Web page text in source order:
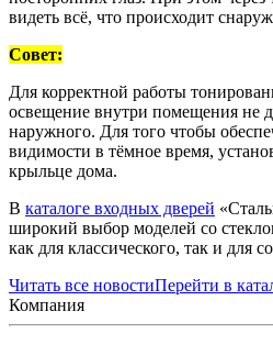
видеть всё, что происходит
Совет:
Для корректной работы
освещение внутри помещения не
наружного. Для того чтобы
видимости в тёмное время,
крыльце дома.
В каталоге входных дверей
широкий выбор моделей со
как для классического, так и для
Читать все новостиПерейти в
Компания